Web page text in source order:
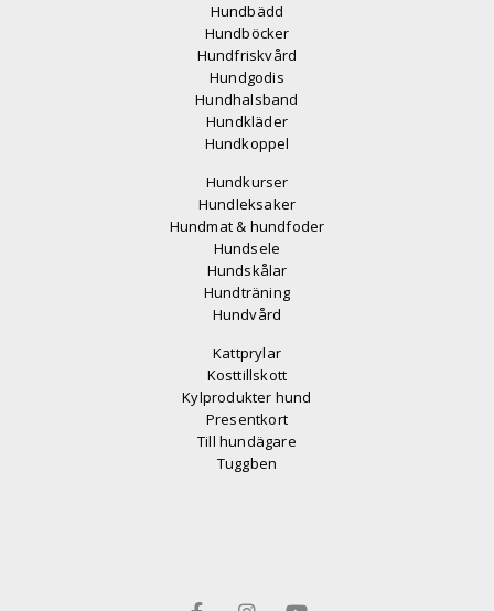
Hundbädd
Hundböcker
Hundfriskvård
Hundgodis
Hundhalsband
Hundkläder
Hundkoppel
Hundkurser
Hundleksaker
Hundmat & hundfoder
Hundsele
Hundskålar
Hundträning
Hundvård
Kattprylar
Kosttillskott
Kylprodukter hund
Presentkort
Till hundägare
Tuggben